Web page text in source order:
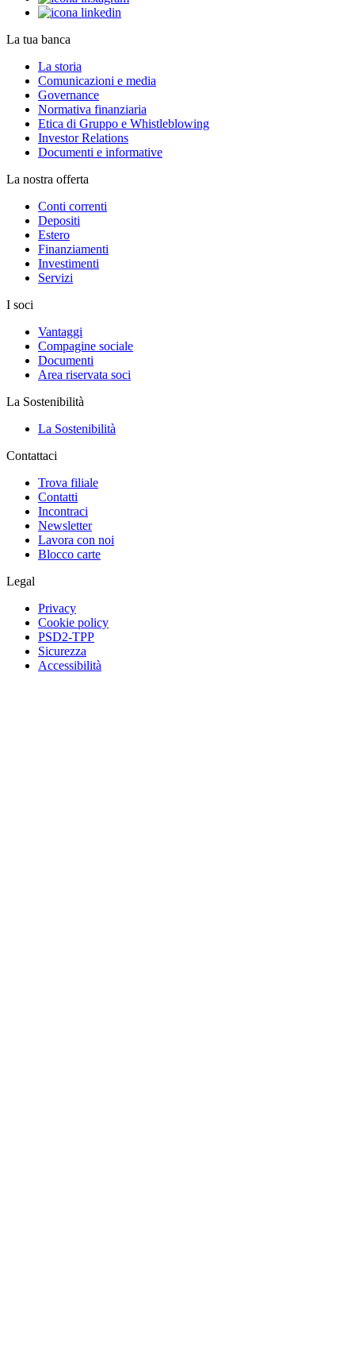
La tua banca
La storia
Comunicazioni e media
Governance
Normativa finanziaria
Etica di Gruppo e Whistleblowing
Investor Relations
Documenti e informative
La nostra offerta
Conti correnti
Depositi
Estero
Finanziamenti
Investimenti
Servizi
I soci
Vantaggi
Compagine sociale
Documenti
Area riservata soci
La Sostenibilità
La Sostenibilità
Contattaci
Trova filiale
Contatti
Incontraci
Newsletter
Lavora con noi
Blocco carte
Legal
Privacy
Cookie policy
PSD2-TPP
Sicurezza
Accessibilità